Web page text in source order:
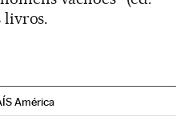
livros.
América